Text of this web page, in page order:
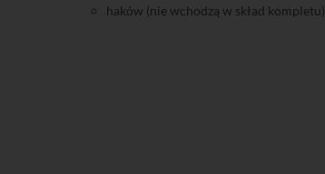
haków (nie wchodzą w skład kompletu)